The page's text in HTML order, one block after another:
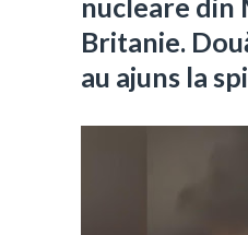
nucleare din
Britanie.
au ajuns la